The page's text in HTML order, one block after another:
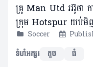
គ្រូ Man Utd រអ៊ូថា ក
ក្រុម Hotspur យប់មិ
Soccer
ទំហំអក្សរ
តូច ធំ